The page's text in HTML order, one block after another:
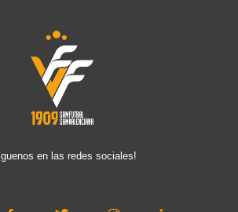
en las redes sociales!